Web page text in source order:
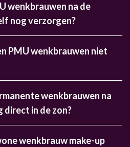
wenkbrauwen na de
nog verzorgen?
PMU wenkbrauwen niet
wenkbrauwen na
direct in de zon?
wenkbrauw make-up